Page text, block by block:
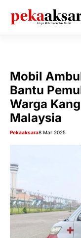
Mobil
Bantu
Warga
Malaysia
Pekaaksara8 Mar 2025